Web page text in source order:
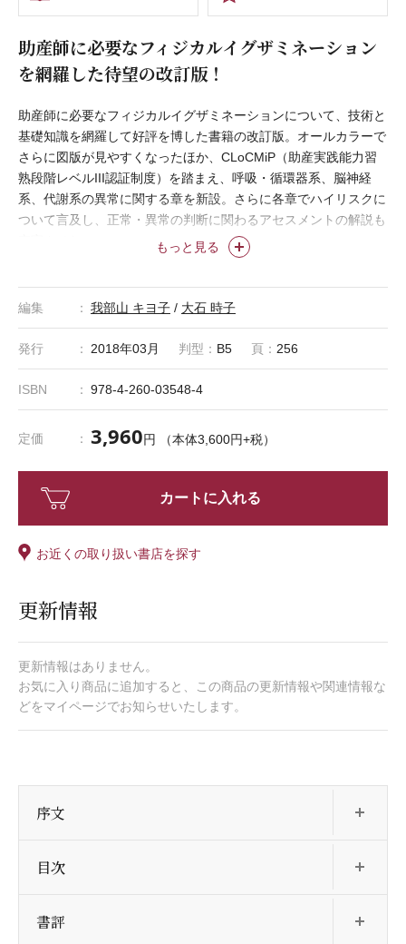
助産師に必要なフィジカルイグザミネーション
を網羅した待望の改訂版！
もっと見る
助産師に必要なフィジカルイグザミネーションについて、技術と
基礎知識を網羅して好評を博した書籍の改訂版。オールカラーで
さらに図版が見やすくなったほか、CLoCMiP（助産実践能力習
熟段階レベルIII認証制度）を踏まえ、呼吸・循環器系、脳神経
系、代謝系の異常に関する章を新設。さらに各章でハイリスクに
ついて言及し、正常・異常の判断に関わるアセスメントの解説も
編集 我部山 キヨ子 / 大石 時子
発行 2018年03月 判型： B5 頁： 256
ISBN 978-4-260-03548-4
定価 3,960円 （本体3,600円+税）
カートに入れる
お近くの取り扱い書店を探す
更新情報
更新情報はありません。
お気に入り商品に追加すると、この商品の更新情報や関連情報な
どをマイページでお知らせいたします。
序文
目次
書評